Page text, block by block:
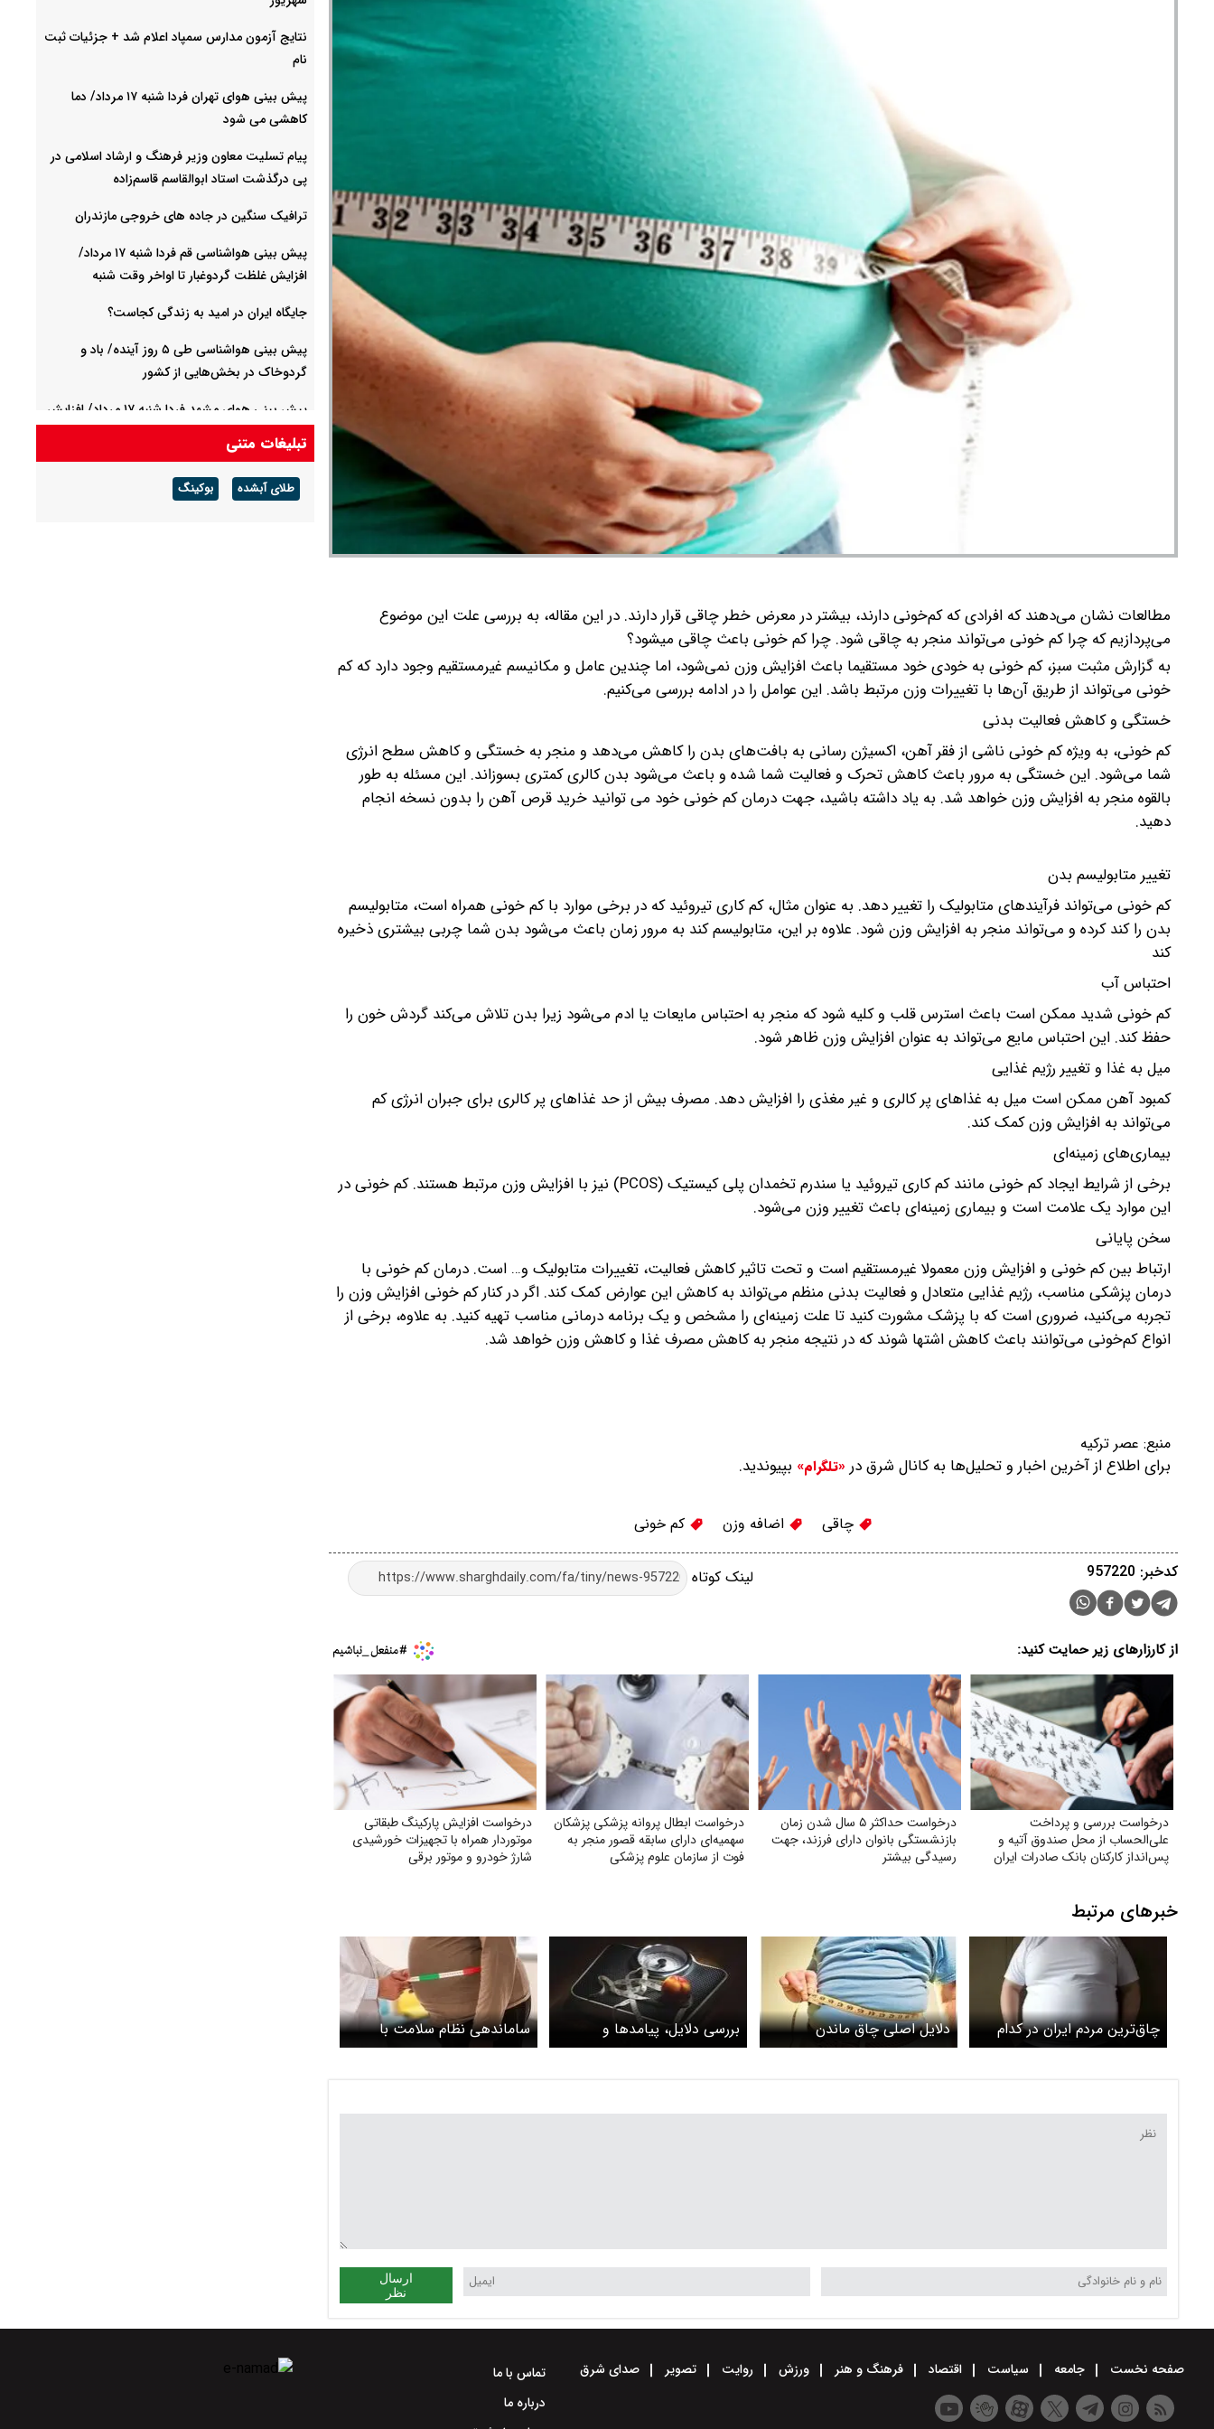
مطالعات نشان می‌دهند که افرادی که کم‌خونی دارند، بیشتر در معرض خطر چاقی قرار دارند. در این مقاله، به بررسی علت این موضوع
می‌پردازیم که چرا کم خونی می‌تواند منجر به چاقی شود. چرا کم خونی باعث چاقی میشود؟
به گزارش مثبت سبز، کم خونی به خودی خود مستقیما باعث افزایش وزن نمی‌شود، اما چندین عامل و مکانیسم غیرمستقیم وجود دارد که کم
خونی می‌تواند از طریق آن‌ها با تغییرات وزن مرتبط باشد. این عوامل را در ادامه بررسی می‌کنیم.
خستگی و کاهش فعالیت بدنی
کم خونی، به ویژه کم خونی ناشی از فقر آهن، اکسیژن رسانی به بافت‌های بدن را کاهش می‌دهد و منجر به خستگی و کاهش سطح انرژی
شما می‌شود. این خستگی به مرور باعث کاهش تحرک و فعالیت شما شده و باعث می‌شود بدن کالری کمتری بسوزاند. این مسئله به طور
بالقوه منجر به افزایش وزن خواهد شد. به یاد داشته باشید، جهت درمان کم خونی خود می توانید خرید قرص آهن را بدون نسخه انجام
دهید.
تغییر متابولیسم بدن
کم خونی می‌تواند فرآیندهای متابولیک را تغییر دهد. به عنوان مثال، کم کاری تیروئید که در برخی موارد با کم خونی همراه است، متابولیسم
بدن را کند کرده و می‌تواند منجر به افزایش وزن شود. علاوه بر این، متابولیسم کند به مرور زمان باعث می‌شود بدن شما چربی بیشتری ذخیره
کند
احتباس آب
کم خونی شدید ممکن است باعث استرس قلب و کلیه شود که منجر به احتباس مایعات یا ادم می‌شود زیرا بدن تلاش می‌کند گردش خون را
حفظ کند. این احتباس مایع می‌تواند به عنوان افزایش وزن ظاهر شود.
میل به غذا و تغییر رژیم غذایی
کمبود آهن ممکن است میل به غذاهای پر کالری و غیر مغذی را افزایش دهد. مصرف بیش از حد غذاهای پر کالری برای جبران انرژی کم
می‌تواند به افزایش وزن کمک کند.
بیماری‌های زمینه‌ای
برخی از شرایط ایجاد کم خونی مانند کم کاری تیروئید یا سندرم تخمدان پلی کیستیک (PCOS) نیز با افزایش وزن مرتبط هستند. کم خونی در
این موارد یک علامت است و بیماری زمینه‌ای باعث تغییر وزن می‌شود.
سخن پایانی
ارتباط بین کم خونی و افزایش وزن معمولا غیرمستقیم است و تحت تاثیر کاهش فعالیت، تغییرات متابولیک و… است. درمان کم خونی با
درمان پزشکی مناسب، رژیم غذایی متعادل و فعالیت بدنی منظم می‌تواند به کاهش این عوارض کمک کند. اگر در کنار کم خونی افزایش وزن را
تجربه می‌کنید، ضروری است که با پزشک مشورت کنید تا علت زمینه‌ای را مشخص و یک برنامه درمانی مناسب تهیه کنید. به‌ علاوه، برخی از
انواع کم‌خونی می‌توانند باعث کاهش اشتها شوند که در نتیجه منجر به کاهش مصرف غذا و کاهش وزن خواهد شد.
منبع: عصر ترکیه
برای اطلاع از آخرین اخبار و تحلیل‌ها به کانال شرق در «تلگرام» بپیوندید.
چاقی اضافه وزن کم خونی
لینک کوتاه کدخبر: 957220
از کارزارهای زیر حمایت کنید:
درخواست بررسی و پرداخت
علی‌الحساب از محل صندوق آتیه و
پس‌انداز کارکنان بانک صادرات ایران
درخواست حداکثر ۵ سال شدن زمان
بازنشستگی بانوان دارای فرزند، جهت
رسیدگی بیشتر
درخواست ابطال پروانه پزشکی پزشکان
سهمیه‌ای دارای سابقه قصور منجر به
فوت از سازمان علوم پزشکی
درخواست افزایش پارکینگ طبقاتی
موتوردار همراه با تجهیزات خورشیدی
شارژ خودرو و موتور برقی
خبرهای مرتبط
چاق‌ترین مردم ایران در کدام
شهر ساکنند؟
دلایل اصلی چاق ماندن
بررسی دلایل، پیامدها و
مقایسه جهانی
ساماندهی نظام سلامت با
«پزشکی خانواده»
ارسال
نظر
نتایج آزمون مدارس سمپاد اعلام شد + جزئیات ثبت
نام
پیش بینی هوای تهران فردا شنبه ۱۷ مرداد/ دما
کاهشی می شود
پیام تسلیت معاون وزیر فرهنگ و ارشاد اسلامی در
پی درگذشت استاد ابوالقاسم قاسم‌زاده
ترافیک سنگین در جاده های خروجی مازندران
پیش بینی هواشناسی قم فردا شنبه ۱۷ مرداد/
افزایش غلظت گردوغبار تا اواخر وقت شنبه
جایگاه ایران در امید به زندگی کجاست؟
پیش بینی هواشناسی طی ۵ روز آینده/ باد و
گردوخاک در بخش‌هایی از کشور
پیش بینی هوای مشهد فردا شنبه ۱۷ مرداد/ افزایش
دما از روز سه شنبه
پیش بینی هوای لرستان فردا ۱۷ مرداد/ تداوم هوای
گرم و افزایش سرعت وزش باد
تبلیغات متنی
طلای آبشده بوکینگ
صفحه نخست جامعه سیاست اقتصاد فرهنگ و هنر ورزش روایت تصویر صدای شرق
تماس با ما
درباره ما